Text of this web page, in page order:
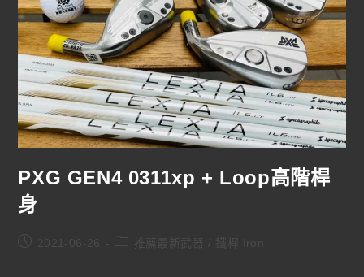
PXG GEN4 0311xp + Loop高階桿
身
2021-06-26 鐵桿 Iron